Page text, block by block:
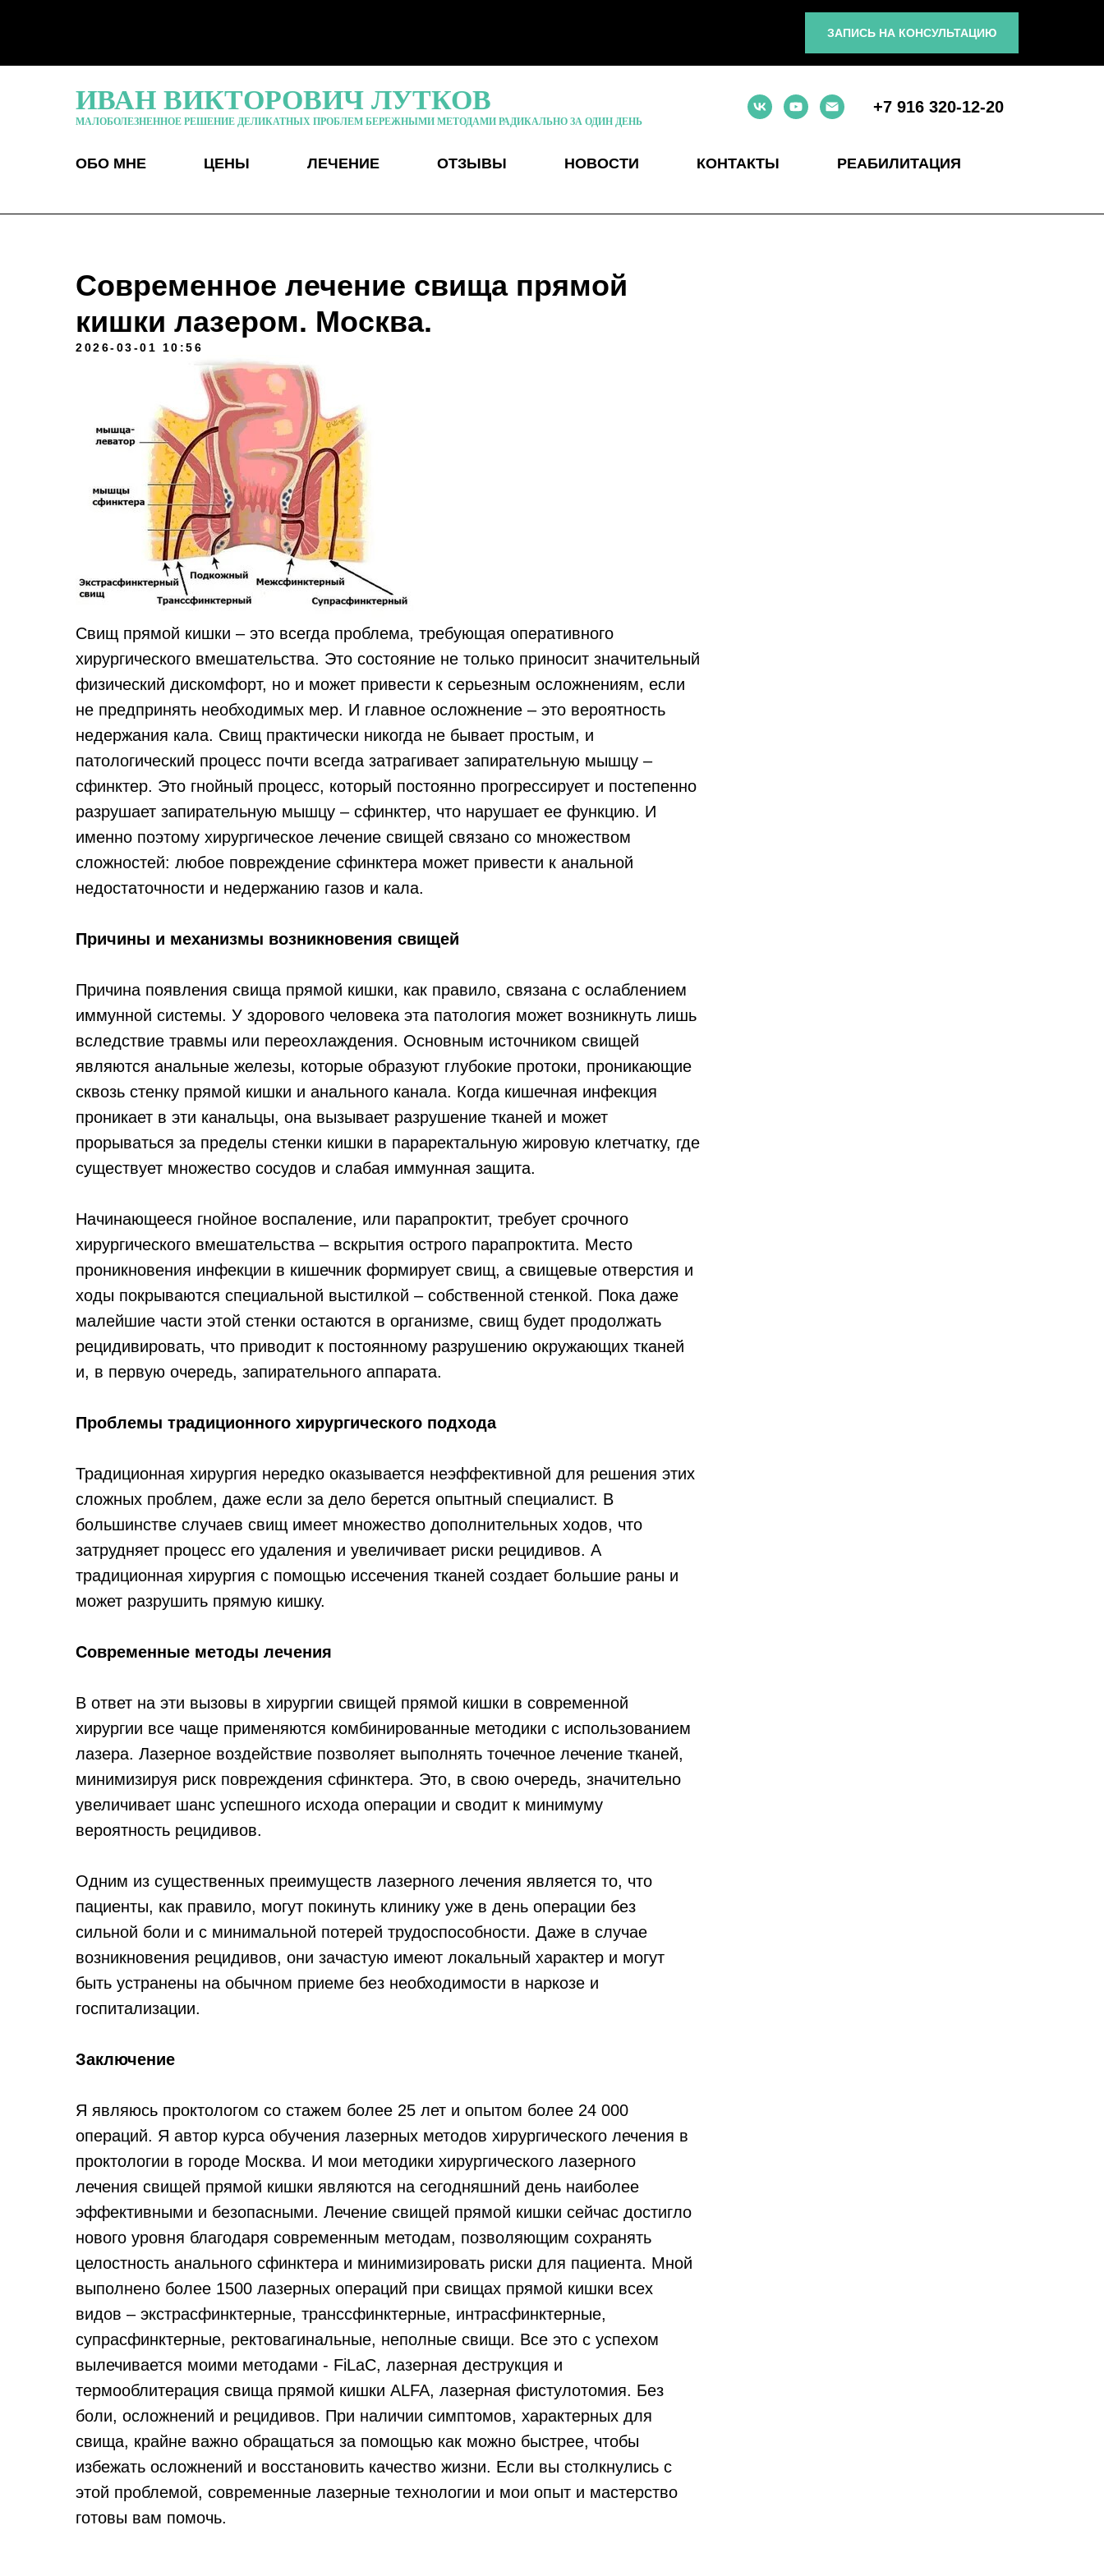
ЗАПИСЬ НА КОНСУЛЬТАЦИЮ
ИВАН ВИКТОРОВИЧ ЛУТКОВ
МАЛОБОЛЕЗНЕННОЕ РЕШЕНИЕ ДЕЛИКАТНЫХ ПРОБЛЕМ БЕРЕЖНЫМИ МЕТОДАМИ РАДИКАЛЬНО ЗА ОДИН ДЕНЬ
+7 916 320-12-20
ОБО МНЕ ЦЕНЫ ЛЕЧЕНИЕ ОТЗЫВЫ НОВОСТИ КОНТАКТЫ РЕАБИЛИТАЦИЯ
Современное лечение свища прямой
кишки лазером. Москва.
2026-03-01 10:56
Свищ прямой кишки – это всегда проблема, требующая оперативного
хирургического вмешательства. Это состояние не только приносит значительный
физический дискомфорт, но и может привести к серьезным осложнениям, если
не предпринять необходимых мер. И главное осложнение – это вероятность
недержания кала. Свищ практически никогда не бывает простым, и
патологический процесс почти всегда затрагивает запирательную мышцу –
сфинктер. Это гнойный процесс, который постоянно прогрессирует и постепенно
разрушает запирательную мышцу – сфинктер, что нарушает ее функцию. И
именно поэтому хирургическое лечение свищей связано со множеством
сложностей: любое повреждение сфинктера может привести к анальной
недостаточности и недержанию газов и кала.
Причины и механизмы возникновения свищей
Причина появления свища прямой кишки, как правило, связана с ослаблением
иммунной системы. У здорового человека эта патология может возникнуть лишь
вследствие травмы или переохлаждения. Основным источником свищей
являются анальные железы, которые образуют глубокие протоки, проникающие
сквозь стенку прямой кишки и анального канала. Когда кишечная инфекция
проникает в эти канальцы, она вызывает разрушение тканей и может
прорываться за пределы стенки кишки в параректальную жировую клетчатку, где
существует множество сосудов и слабая иммунная защита.
Начинающееся гнойное воспаление, или парапроктит, требует срочного
хирургического вмешательства – вскрытия острого парапроктита. Место
проникновения инфекции в кишечник формирует свищ, а свищевые отверстия и
ходы покрываются специальной выстилкой – собственной стенкой. Пока даже
малейшие части этой стенки остаются в организме, свищ будет продолжать
рецидивировать, что приводит к постоянному разрушению окружающих тканей
и, в первую очередь, запирательного аппарата.
Проблемы традиционного хирургического подхода
Традиционная хирургия нередко оказывается неэффективной для решения этих
сложных проблем, даже если за дело берется опытный специалист. В
большинстве случаев свищ имеет множество дополнительных ходов, что
затрудняет процесс его удаления и увеличивает риски рецидивов. А
традиционная хирургия с помощью иссечения тканей создает большие раны и
может разрушить прямую кишку.
Современные методы лечения
В ответ на эти вызовы в хирургии свищей прямой кишки в современной
хирургии все чаще применяются комбинированные методики с использованием
лазера. Лазерное воздействие позволяет выполнять точечное лечение тканей,
минимизируя риск повреждения сфинктера. Это, в свою очередь, значительно
увеличивает шанс успешного исхода операции и сводит к минимуму
вероятность рецидивов.
Одним из существенных преимуществ лазерного лечения является то, что
пациенты, как правило, могут покинуть клинику уже в день операции без
сильной боли и с минимальной потерей трудоспособности. Даже в случае
возникновения рецидивов, они зачастую имеют локальный характер и могут
быть устранены на обычном приеме без необходимости в наркозе и
госпитализации.
Заключение
Я являюсь проктологом со стажем более 25 лет и опытом более 24 000
операций. Я автор курса обучения лазерных методов хирургического лечения в
проктологии в городе Москва. И мои методики хирургического лазерного
лечения свищей прямой кишки являются на сегодняшний день наиболее
эффективными и безопасными. Лечение свищей прямой кишки сейчас достигло
нового уровня благодаря современным методам, позволяющим сохранять
целостность анального сфинктера и минимизировать риски для пациента. Мной
выполнено более 1500 лазерных операций при свищах прямой кишки всех
видов – экстрасфинктерные, транссфинктерные, интрасфинктерные,
супрасфинктерные, ректовагинальные, неполные свищи. Все это с успехом
вылечивается моими методами - FiLaC, лазерная деструкция и
термооблитерация свища прямой кишки ALFA, лазерная фистулотомия. Без
боли, осложнений и рецидивов. При наличии симптомов, характерных для
свища, крайне важно обращаться за помощью как можно быстрее, чтобы
избежать осложнений и восстановить качество жизни. Если вы столкнулись с
этой проблемой, современные лазерные технологии и мои опыт и мастерство
готовы вам помочь.